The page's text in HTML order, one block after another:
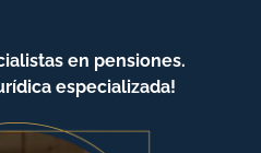
en pensiones.
especializada!